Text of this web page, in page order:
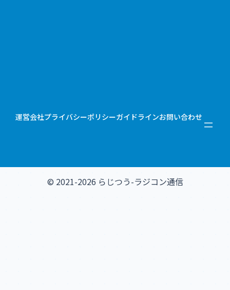
運営会社プライバシーポリシーガイドラインお問い合わせ
© 2021-2026 らじつう-ラジコン通信